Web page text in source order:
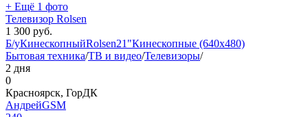
+ Ещё 1 фото
Телевизор Rolsen
1 300 руб.
Б/уКинескопныйRolsen21"Кинескопные (640x480)
Бытовая техника/ТВ и видео/Телевизоры/
2 дня
0
Красноярск, ГорДК
АндрейGSM